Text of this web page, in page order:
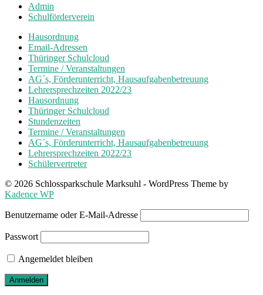
Admin
Schulförderverein
Hausordnung
Email-Adressen
Thüringer Schulcloud
Termine / Veranstaltungen
AG´s, Förderunterricht, Hausaufgabenbetreuung
Lehrersprechzeiten 2022/23
Hausordnung
Thüringer Schulcloud
Stundenzeiten
Termine / Veranstaltungen
AG´s, Förderunterricht, Hausaufgabenbetreuung
Lehrersprechzeiten 2022/23
Schülervertreter
© 2026 Schlossparkschule Marksuhl - WordPress Theme by
Kadence WP
Benutzername oder E-Mail-Adresse
Passwort
Angemeldet bleiben